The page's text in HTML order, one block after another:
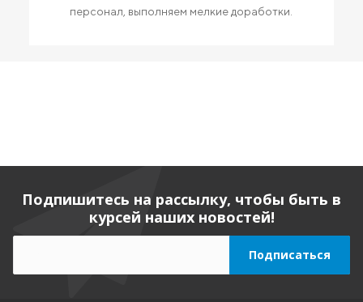
персонал, выполняем мелкие доработки.
Подпишитесь на рассылку, чтобы быть в
курсей наших новостей!